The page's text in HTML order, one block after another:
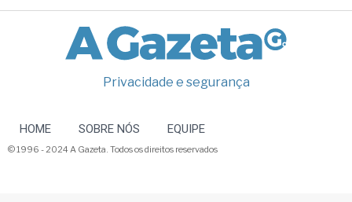
Privacidade e segurança
HOME SOBRE NÓS EQUIPE
© 1996 - 2024 A Gazeta. Todos os direitos reservados